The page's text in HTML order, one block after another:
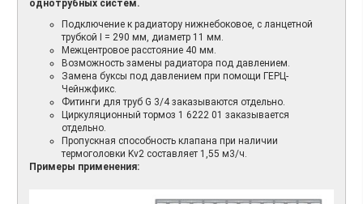
однотрубных систем.
Подключение к радиатору нижнебоковое, с ланцетной
трубкой I = 290 мм, диаметр 11 мм.
Межцентровое расстояние 40 мм.
Возможность замены радиатора под давлением.
Замена буксы под давлением при помощи ГЕРЦ-
Чейнжфикс.
Фитинги для труб G 3/4 заказываются отдельно.
Циркуляционный тормоз 1 6222 01 заказывается
отдельно.
Пропускная способность клапана при наличии
термоголовки Kv2 составляет 1,55 м3/ч.
Примеры применения: